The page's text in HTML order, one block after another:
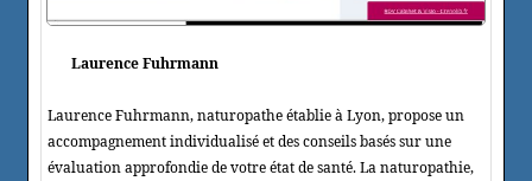
Laurence Fuhrmann
Laurence Fuhrmann, naturopathe établie à Lyon, propose un
accompagnement individualisé et des conseils basés sur une
évaluation approfondie de votre état de santé. La naturopathie,